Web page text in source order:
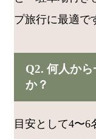
プ旅行に最適で
Q2. 何人か
か？
目安として4〜6